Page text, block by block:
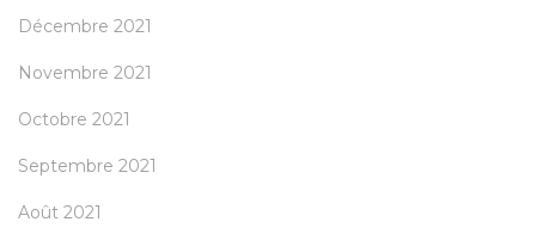
Décembre 2021
Novembre 2021
Octobre 2021
Septembre 2021
Août 2021